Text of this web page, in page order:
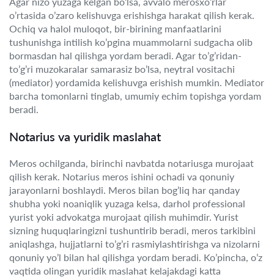
o’rtasida o’zaro kelishuvga erishishga harakat qilish kerak.
Ochiq va halol muloqot, bir-birining manfaatlarini
tushunishga intilish ko’pgina muammolarni sudgacha olib
bormasdan hal qilishga yordam beradi. Agar to’g’ridan-
to’g’ri muzokaralar samarasiz bo’lsa, neytral vositachi
(mediator) yordamida kelishuvga erishish mumkin. Mediator
barcha tomonlarni tinglab, umumiy echim topishga yordam
beradi.
Notarius va yuridik maslahat
Meros ochilganda, birinchi navbatda notariusga murojaat
qilish kerak. Notarius meros ishini ochadi va qonuniy
jarayonlarni boshlaydi. Meros bilan bog’liq har qanday
shubha yoki noaniqlik yuzaga kelsa, darhol professional
yurist yoki advokatga murojaat qilish muhimdir. Yurist
sizning huquqlaringizni tushuntirib beradi, meros tarkibini
aniqlashga, hujjatlarni to’g’ri rasmiylashtirishga va nizolarni
qonuniy yo’l bilan hal qilishga yordam beradi. Ko’pincha, o’z
vaqtida olingan yuridik maslahat kelajakdagi katta